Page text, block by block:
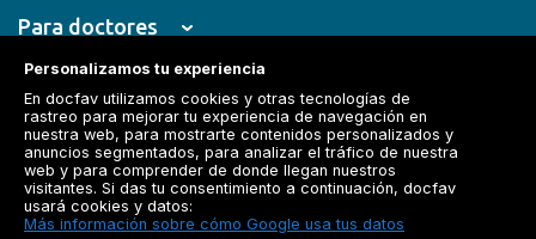
Para doctores
Especialistas
© Dashboard Technologies S.L
Personalizamos tu experiencia
En docfav utilizamos cookies y otras tecnologías de
rastreo para mejorar tu experiencia de navegación en
nuestra web, para mostrarte contenidos personalizados y
anuncios segmentados, para analizar el tráfico de nuestra
web y para comprender de donde llegan nuestros
visitantes. Si das tu consentimiento a continuación, docfav
usará cookies y datos:
Más información sobre cómo Google usa tus datos